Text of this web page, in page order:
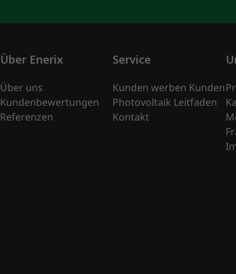
Über Enerix
Über uns
Kundenbewertungen
Referenzen
Service
Kunden werben Kunden
Photovoltaik Leitfaden
Kontakt